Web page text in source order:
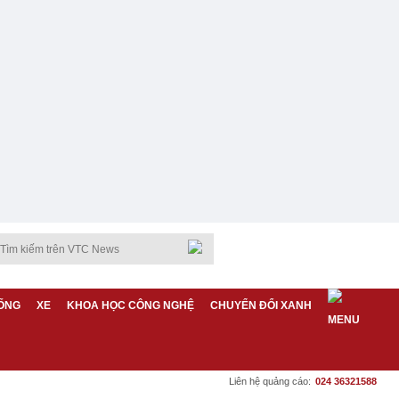
XE KHOA HỌC CÔNG NGHỆ CHUYỂN ĐỔI XANH
Liên hệ quảng cáo: 024 36321588